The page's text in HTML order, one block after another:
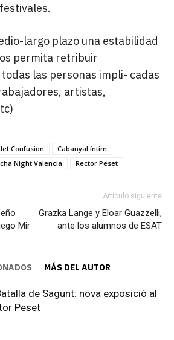
largo plazo una estabilidad
permita retribuir
las personas impli- cadas
artistas,
Confusion
Cabanyal íntim
Night Valencia Rector Peset
Mir
Artículo siguiente
Grazka Lange y Eloar Guazzelli,
ante los alumnos de ESAT
MÁS DEL AUTOR
de Sagunt: nova exposició al
Peset